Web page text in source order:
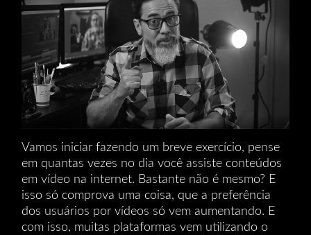
Vamos iniciar fazendo um breve exercício, pense
em quantas vezes no dia você assiste conteúdos
em vídeo na internet. Bastante não é mesmo? E
isso só comprova uma coisa, que a preferência
dos usuários por vídeos só vem aumentando. E
com isso, muitas plataformas vem utilizando o